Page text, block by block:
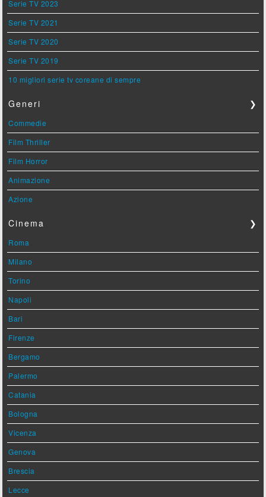
Serie TV 2023
Serie TV 2021
Serie TV 2020
Serie TV 2019
10 migliori serie tv coreane di sempre
Generi ❯
Commedie
Film Thriller
Film Horror
Animazione
Azione
Cinema ❯
Roma
Milano
Torino
Napoli
Bari
Firenze
Bergamo
Palermo
Catania
Bologna
Vicenza
Genova
Brescia
Lecce